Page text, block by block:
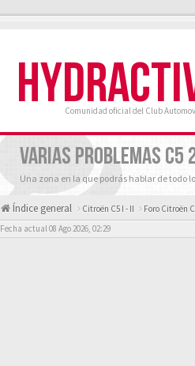
Comunidad oficial del Club
VARIAS PROBLEMAS
Una zona en la que podrás hablar de todo
Índice general Citroën C5 I - II Foro Citroën
Fecha actual 08 Ago 2026, 02:29